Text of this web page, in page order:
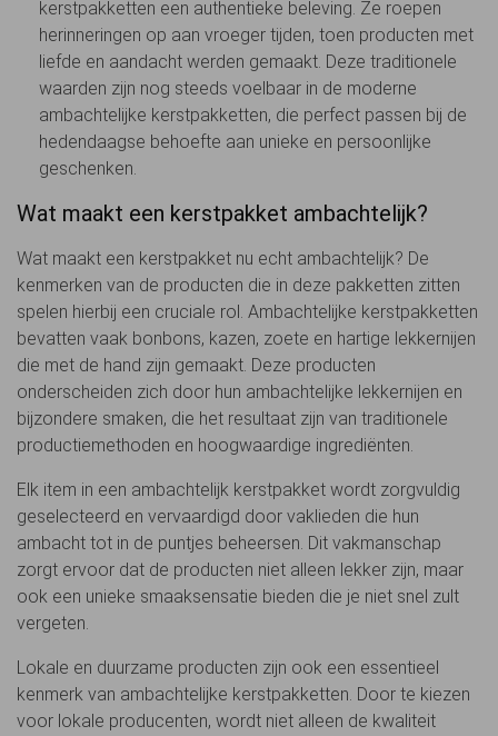
kerstpakketten een authentieke beleving. Ze roepen
herinneringen op aan vroeger tijden, toen producten met
liefde en aandacht werden gemaakt. Deze traditionele
waarden zijn nog steeds voelbaar in de moderne
ambachtelijke kerstpakketten, die perfect passen bij de
hedendaagse behoefte aan unieke en persoonlijke
geschenken.
Wat maakt een kerstpakket ambachtelijk?
Wat maakt een kerstpakket nu echt ambachtelijk? De
kenmerken van de producten die in deze pakketten zitten
spelen hierbij een cruciale rol. Ambachtelijke kerstpakketten
bevatten vaak bonbons, kazen, zoete en hartige lekkernijen
die met de hand zijn gemaakt. Deze producten
onderscheiden zich door hun ambachtelijke lekkernijen en
bijzondere smaken, die het resultaat zijn van traditionele
productiemethoden en hoogwaardige ingrediënten.
Elk item in een ambachtelijk kerstpakket wordt zorgvuldig
geselecteerd en vervaardigd door vaklieden die hun
ambacht tot in de puntjes beheersen. Dit vakmanschap
zorgt ervoor dat de producten niet alleen lekker zijn, maar
ook een unieke smaaksensatie bieden die je niet snel zult
vergeten.
Lokale en duurzame producten zijn ook een essentieel
kenmerk van ambachtelijke kerstpakketten. Door te kiezen
voor lokale producenten, wordt niet alleen de kwaliteit